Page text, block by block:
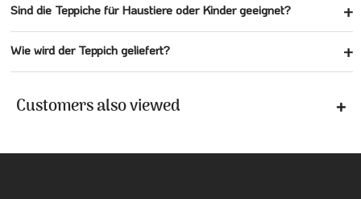
Sind die Teppiche für Haustiere oder Kinder geeignet?
Wie wird der Teppich geliefert?
Customers also viewed